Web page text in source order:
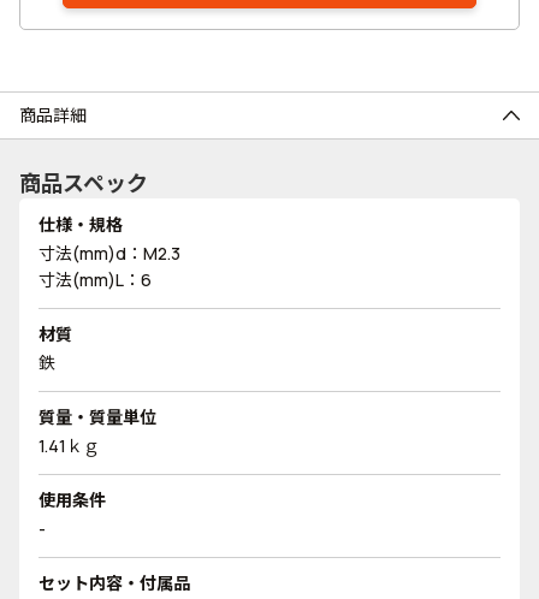
商品詳細
商品スペック
仕様・規格
寸法(mm)d：M2.3
寸法(mm)L：6
材質
鉄
質量・質量単位
1.41ｋｇ
使用条件
-
セット内容・付属品